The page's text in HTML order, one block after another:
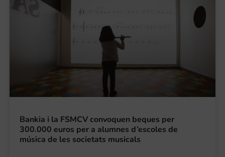
Bankia i la FSMCV convoquen beques per
300.000 euros per a alumnes d’escoles de
música de les societats musicals